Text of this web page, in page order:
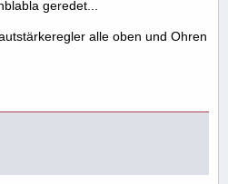
geredet...
alle oben und Ohren